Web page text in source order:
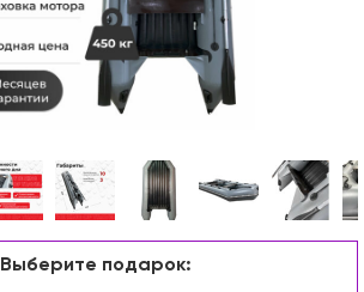
Выберите подарок: